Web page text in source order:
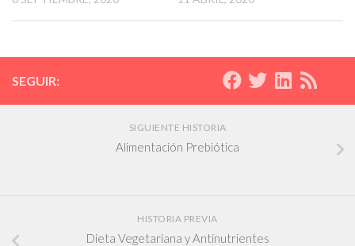
SEGUIR:
SIGUIENTE HISTORIA
Alimentación Prebiótica
HISTORIA PREVIA
Dieta Vegetariana y Antinutrientes